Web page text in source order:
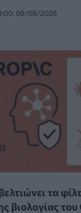
08/08/2026
τα
βιολογίας